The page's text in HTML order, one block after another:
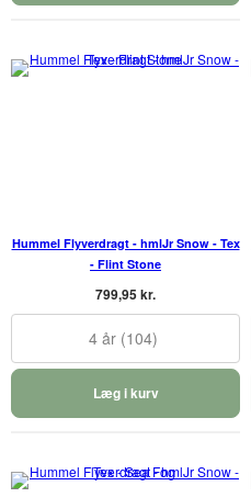
Hummel Flyverdragt - hmlJr Snow - Tex
- Flint Stone
799,95 kr.
4 år (104)
Læg i kurv